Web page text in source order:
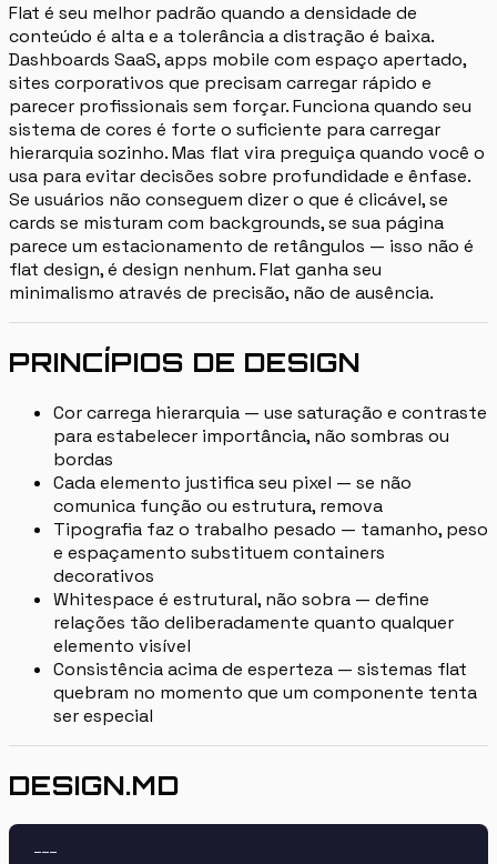
Flat é seu melhor padrão quando a densidade de
conteúdo é alta e a tolerância a distração é baixa.
Dashboards SaaS, apps mobile com espaço apertado,
sites corporativos que precisam carregar rápido e
parecer profissionais sem forçar. Funciona quando seu
sistema de cores é forte o suficiente para carregar
hierarquia sozinho. Mas flat vira preguiça quando você o
usa para evitar decisões sobre profundidade e ênfase.
Se usuários não conseguem dizer o que é clicável, se
cards se misturam com backgrounds, se sua página
parece um estacionamento de retângulos — isso não é
flat design, é design nenhum. Flat ganha seu
minimalismo através de precisão, não de ausência.
PRINCÍPIOS DE DESIGN
Cor carrega hierarquia — use saturação e contraste
para estabelecer importância, não sombras ou
bordas
Cada elemento justifica seu pixel — se não
comunica função ou estrutura, remova
Tipografia faz o trabalho pesado — tamanho, peso
e espaçamento substituem containers
decorativos
Whitespace é estrutural, não sobra — define
relações tão deliberadamente quanto qualquer
elemento visível
Consistência acima de esperteza — sistemas flat
quebram no momento que um componente tenta
ser especial
DESIGN.MD
---